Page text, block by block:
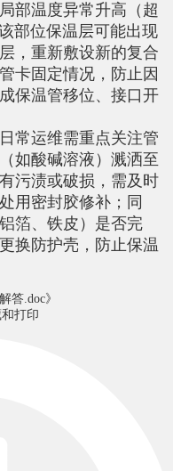
部温度异常升高（超
部位保温层可能出现
，重新敷设新的复合
卡固定情况，防止因
保温管移位、接口开
常运维需重点关注管
如酸碱溶液）溅洒至
污渍或破损，需及时
用密封胶修补；同
箔、铁皮）是否完
换防护壳，防止保温
答.doc》
打印